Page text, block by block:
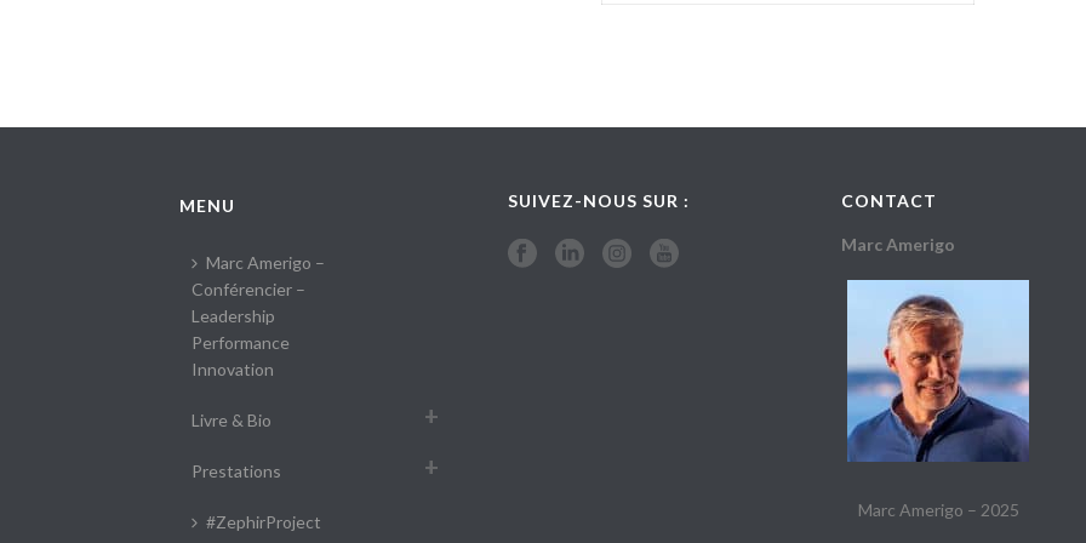
MENU
Marc Amerigo –
Conférencier –
Leadership
Performance
Innovation
Livre & Bio
Prestations
#ZephirProject
SUIVEZ-NOUS SUR : CONTACT
Marc Amerigo
Marc Amerigo – 2025